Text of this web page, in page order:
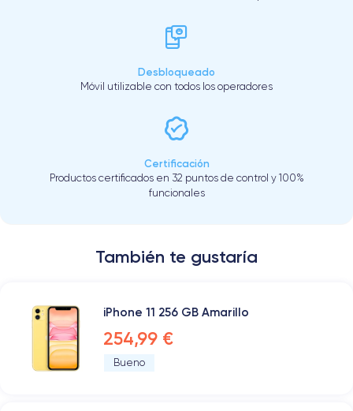
Desbloqueado
Móvil utilizable con todos los operadores
Certificación
Productos certificados en 32 puntos de control y 100%
funcionales
También te gustaría
iPhone 11 256 GB Amarillo
254,99 €
Bueno